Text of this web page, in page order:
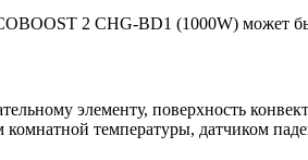
2 CHG-BD1 (1000W) может
элементу, поверхность
температуры, датчиком